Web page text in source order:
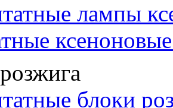
лампы
блоки